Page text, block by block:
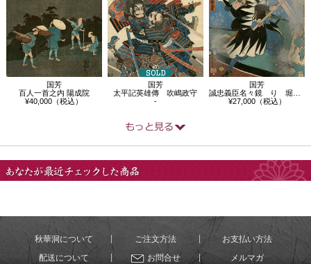
国芳
百人一首之内 陽成院
¥40,000（税込）
国芳
太平記英雄傳 吹嶋政守
-
国芳
誠忠義臣名々鏡 り 堀部安兵衛武庸
¥27,000（税込）
秋華洞について ご注文方法
お支払い方法
配送について
お問合せ メルマガ